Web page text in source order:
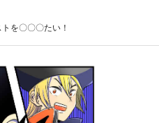
を〇〇〇たい！